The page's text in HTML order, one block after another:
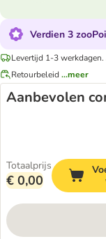
Verdien 3
Levertijd 1-3 werkdagen.
Retourbeleid ...meer
Aanbevolen
Totaalprijs
€ 0,00